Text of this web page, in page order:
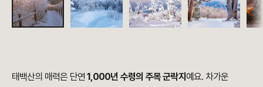
태백산의 매력은 단연1,000년 수령의 주목 군락지 예요. 차가운